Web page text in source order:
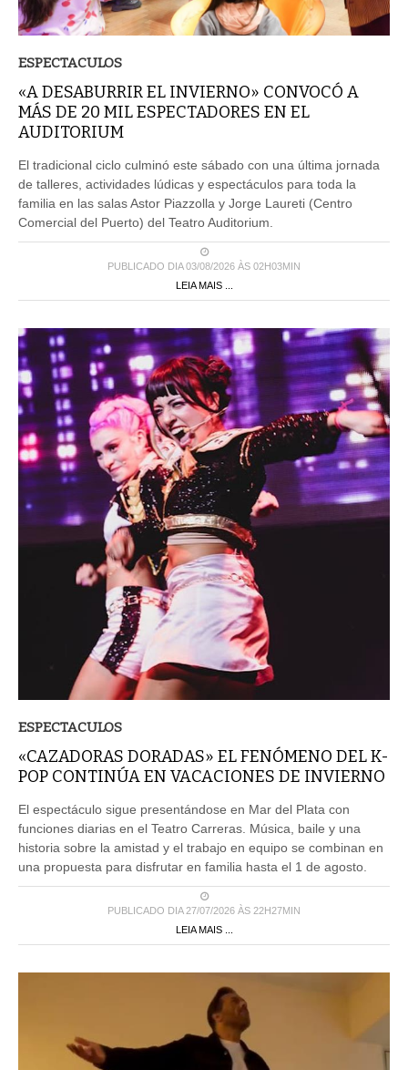
ESPECTACULOS
«A DESABURRIR EL INVIERNO» CONVOCÓ A
MÁS DE 20 MIL ESPECTADORES EN EL
AUDITORIUM
El tradicional ciclo culminó este sábado con una última jornada
de talleres, actividades lúdicas y espectáculos para toda la
familia en las salas Astor Piazzolla y Jorge Laureti (Centro
Comercial del Puerto) del Teatro Auditorium.
PUBLICADO DIA 03/08/2026 ÀS 02H03MIN
LEIA MAIS ...
ESPECTACULOS
«CAZADORAS DORADAS» EL FENÓMENO DEL K-
POP CONTINÚA EN VACACIONES DE INVIERNO
El espectáculo sigue presentándose en Mar del Plata con
funciones diarias en el Teatro Carreras. Música, baile y una
historia sobre la amistad y el trabajo en equipo se combinan en
una propuesta para disfrutar en familia hasta el 1 de agosto.
PUBLICADO DIA 27/07/2026 ÀS 22H27MIN
LEIA MAIS ...